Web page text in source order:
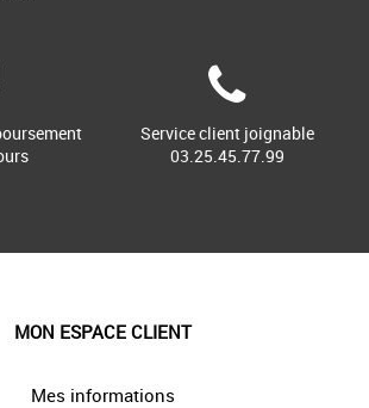
Service client joignable
03.25.45.77.99
MON ESPACE CLIENT
Mes informations